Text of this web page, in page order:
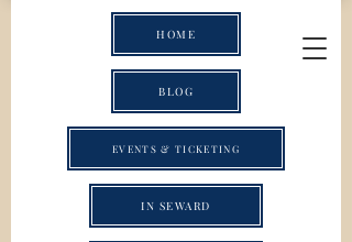
HOME
BLOG
IN SEWARD
EVENTS & TICKETING